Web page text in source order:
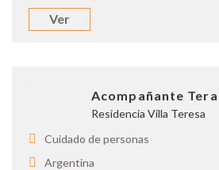
Ver
Acompañante
Residencia Villa Teresa
Cuidado de personas
Argentina